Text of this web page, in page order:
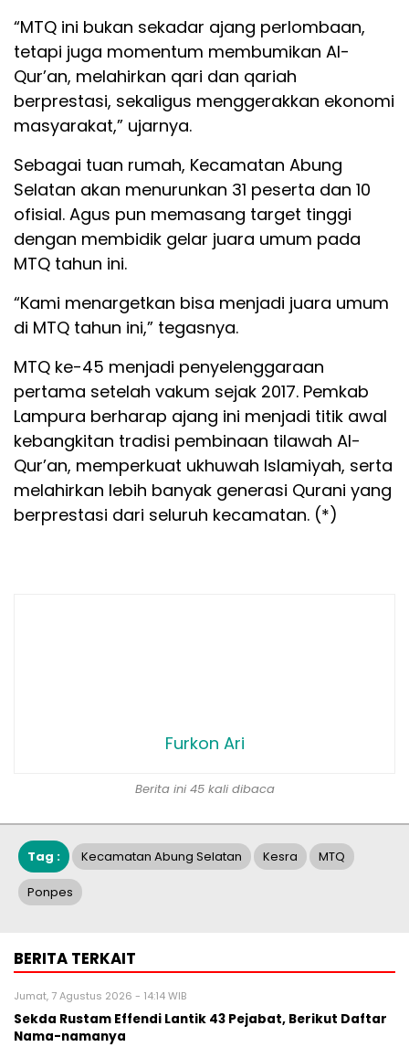
“MTQ ini bukan sekadar ajang perlombaan,
tetapi juga momentum membumikan Al-
Qur’an, melahirkan qari dan qariah
berprestasi, sekaligus menggerakkan ekonomi
masyarakat,” ujarnya.
Sebagai tuan rumah, Kecamatan Abung
Selatan akan menurunkan 31 peserta dan 10
ofisial. Agus pun memasang target tinggi
dengan membidik gelar juara umum pada
MTQ tahun ini.
“Kami menargetkan bisa menjadi juara umum
di MTQ tahun ini,” tegasnya.
MTQ ke-45 menjadi penyelenggaraan
pertama setelah vakum sejak 2017. Pemkab
Lampura berharap ajang ini menjadi titik awal
kebangkitan tradisi pembinaan tilawah Al-
Qur’an, memperkuat ukhuwah Islamiyah, serta
melahirkan lebih banyak generasi Qurani yang
berprestasi dari seluruh kecamatan. (*)
Furkon Ari
Berita ini 45 kali dibaca
Tag : Kecamatan Abung Selatan Kesra MTQ
Ponpes
BERITA TERKAIT
Jumat, 7 Agustus 2026 - 14:14 WIB
Sekda Rustam Effendi Lantik 43 Pejabat, Berikut Daftar
Nama-namanya